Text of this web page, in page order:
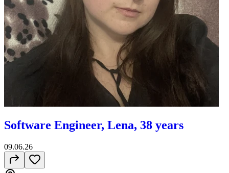
Software Engineer, Lena, 38 years
09.06.26